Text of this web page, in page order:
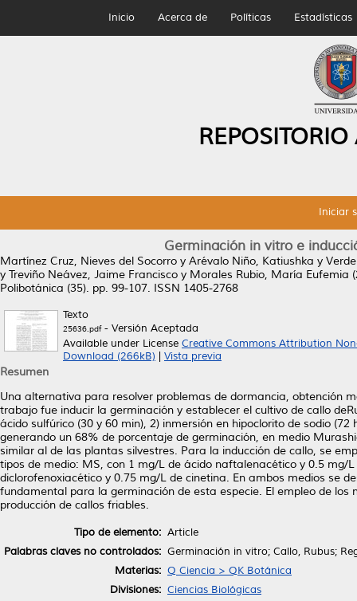
Inicio Acerca de Políticas Estadísticas
Iniciar
Germinación in vitro e
Martínez Cruz, Nieves del Socorro y Arévalo Niño, Katiushka y
y Treviño Neávez, Jaime Francisco y Morales Rubio, María Eufemia
Polibotánica (35). pp. 99-107. ISSN 1405-2768
Texto
25636.pdf- Versión Aceptada
Available under License Creative Commons Attribution
Download (266kB)
Vista previa
Resumen
Una alternativa para resolver problemas de dormancia, obtención
trabajo fue inducir la germinación y establecer el cultivo de callo
ácido sulfúrico (30 y 60 min), 2) inmersión en hipoclorito de sodio
generando un 68% de porcentaje de germinación, en medio
similar al de las plantas silvestres. Para la inducción de callo, se
tipos de medio: MS, con 1 mg/L de ácido naftalenacético y 0.5 mg/
diclorofenoxiacético y 0.75 mg/L de cinetina. En ambos medios se
fundamental para la germinación de esta especie. El empleo de
producción de callos friables.
Tipo de elemento: Article
Palabras claves no controlados: Germinación in vitro; Callo, Rubus;
Materias: Q Ciencia > QK Botánica
Divisiones: Ciencias Biológicas